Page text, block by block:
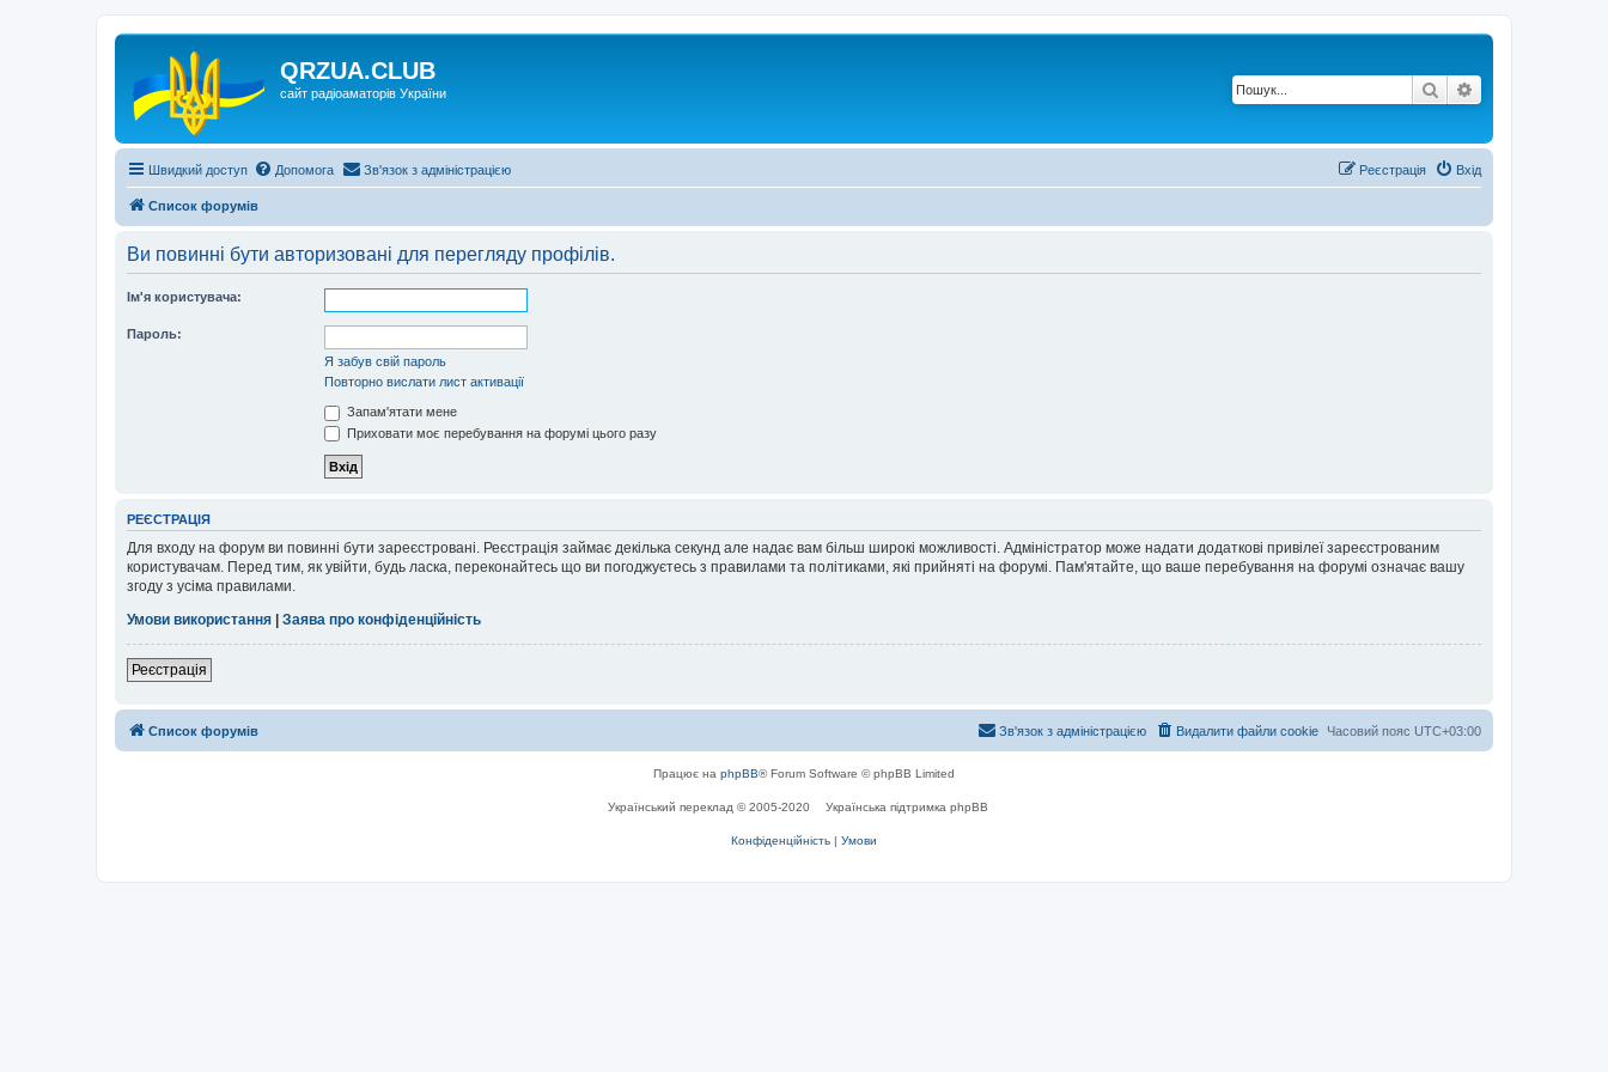
QRZUA.CLUB
сайт радіоаматорів України Пошук
Швидкий доступ Допомога Зв'язок з адміністрацією Вхід
Реєстрація
Список форумів
Ви повинні бути авторизовані для перегляду профілів.
Ім'я користувача:
Пароль:
Я забув свій пароль
Повторно вислати лист активації
Запам'ятати мене
Приховати моє перебування на форумі цього разу
РЕЄСТРАЦІЯ
Для входу на форум ви повинні бути зареєстровані. Реєстрація займає декілька секунд але надає вам більш широкі можливості. Адміністратор може надати додаткові привілеї зареєстрованим
користувачам. Перед тим, як увійти, будь ласка, переконайтесь що ви погоджуєтесь з правилами та політиками, які прийняті на форумі. Пам'ятайте, що ваше перебування на форумі означає вашу
згоду з усіма правилами.
Умови використання | Заява про конфіденційність
Реєстрація
Список форумів Часовий пояс UTC+03:00
Видалити файли cookie
Зв'язок з адміністрацією
Працює на phpBB® Forum Software © phpBB Limited
Український переклад © 2005-2020 Українська підтримка phpBB
Конфіденційність | Умови